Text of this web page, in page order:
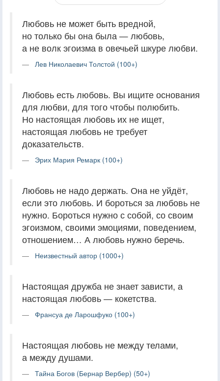
Любовь не может быть вредной,
но только бы она была — любовь,
а не волк эгоизма в овечьей шкуре любви.
Лев Николаевич Толстой (100+)
Любовь есть любовь. Вы ищите основания
для любви, для того чтобы полюбить.
Но настоящая любовь их не ищет,
настоящая любовь не требует
доказательств.
Эрих Мария Ремарк (100+)
Любовь не надо держать. Она не уйдёт,
если это любовь. И бороться за любовь не
нужно. Бороться нужно с собой, со своим
эгоизмом, своими эмоциями, поведением,
отношением… А любовь нужно беречь.
Неизвестный автор (1000+)
Настоящая дружба не знает зависти, а
настоящая любовь — кокетства.
Франсуа де Ларошфуко (100+)
Настоящая любовь не между телами,
а между душами.
Тайна Богов (Бернар Вербер) (50+)